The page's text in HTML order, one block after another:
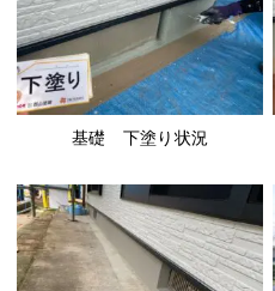
基礎 下塗り状況